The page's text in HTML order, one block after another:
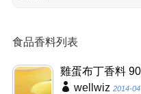
食品香料列表
雞蛋布丁香料
wellwiz 2014-